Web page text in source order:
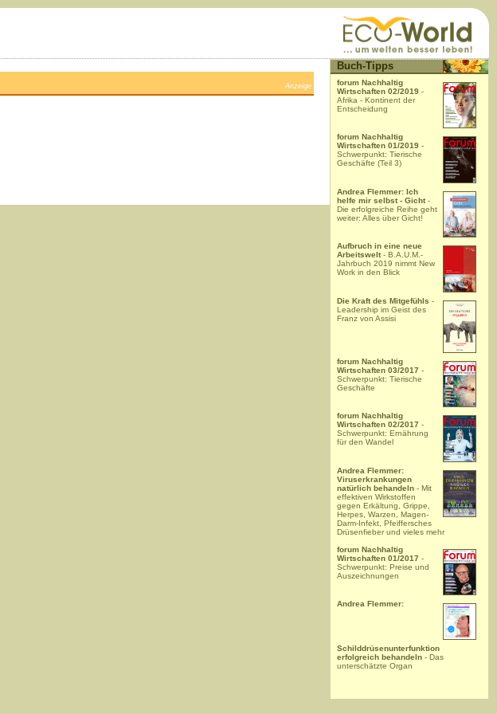
Anzeige
Buch-Tipps
forum Nachhaltig
Wirtschaften 02/2019 -
Afrika - Kontinent der
Entscheidung
forum Nachhaltig
Wirtschaften 01/2019 -
Schwerpunkt: Tierische
Geschäfte (Teil 3)
Andrea Flemmer: Ich
helfe mir selbst - Gicht -
Die erfolgreiche Reihe geht
weiter: Alles über Gicht!
Aufbruch in eine neue
Arbeitswelt - B.A.U.M.-
Jahrbuch 2019 nimmt New
Work in den Blick
Die Kraft des Mitgefühls -
Leadership im Geist des
Franz von Assisi
forum Nachhaltig
Wirtschaften 03/2017 -
Schwerpunkt: Tierische
Geschäfte
forum Nachhaltig
Wirtschaften 02/2017 -
Schwerpunkt: Ernährung
für den Wandel
Andrea Flemmer:
Viruserkrankungen
natürlich behandeln - Mit
effektiven Wirkstoffen
gegen Erkältung, Grippe,
Herpes, Warzen, Magen-
Darm-Infekt, Pfeiffersches
Drüsenfieber und vieles mehr
forum Nachhaltig
Wirtschaften 01/2017 -
Schwerpunkt: Preise und
Auszeichnungen
Andrea Flemmer:
Schilddrüsenunterfunktion
erfolgreich behandeln - Das
unterschätzte Organ